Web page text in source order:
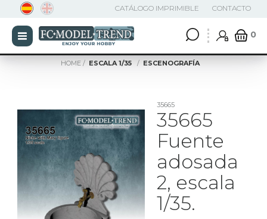
0
CATÁLOGO IMPRIMIBLE CONTACTO
HOME ESCALA 1/35 ESCENOGRAFÍA
35665
35665
Fuente
adosada
2, escala
1/35.